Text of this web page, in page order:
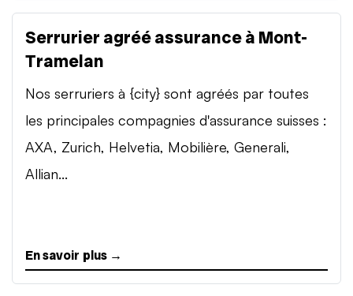
Serrurier agréé assurance à Mont-
Tramelan
Nos serruriers à {city} sont agréés par toutes
les principales compagnies d'assurance suisses :
AXA, Zurich, Helvetia, Mobilière, Generali,
Allian...
En savoir plus →